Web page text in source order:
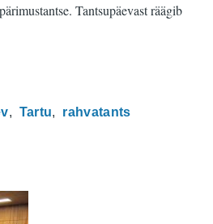
Tantsupäevast räägib
Tartu rahvatants